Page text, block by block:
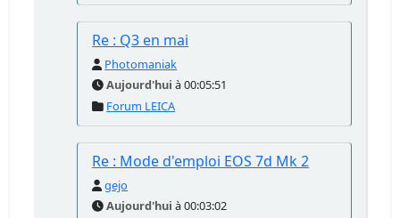
Re : Q3 en mai
Photomaniak
Aujourd'hui à 00:05:51
Forum LEICA
Re : Mode d'emploi EOS 7d Mk 2
gejo
Aujourd'hui à 00:03:02